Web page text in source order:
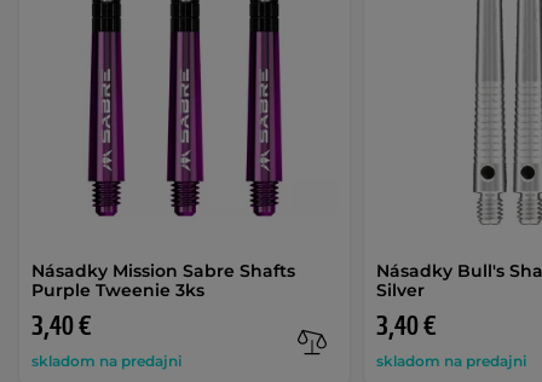
Násadky Mission Sabre Shafts
Purple Tweenie 3ks
3,40 €
skladom na predajni
Násadky Bull's
Silver
3,40 €
skladom na predajni